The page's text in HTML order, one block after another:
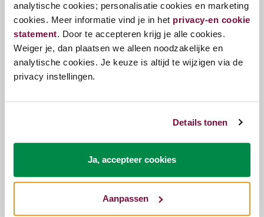
analytische cookies; personalisatie cookies en marketing
cookies. Meer informatie vind je in het privacy-en cookie
statement. Door te accepteren krijg je alle cookies.
Weiger je, dan plaatsen we alleen noodzakelijke en
analytische cookies. Je keuze is altijd te wijzigen via de
privacy instellingen.
Details tonen
Ja, accepteer cookies
Aanpassen
Partner-matras: Samen slapen, individueel comfort
partner-matras
geniet je van een
persoonlijk afgestemd slaapoppervlak dat is
ontworpen voor optimaal comfort en
ondersteuning.
: Krea P26 Latex Plus –inbegrepen
Pan: Krea P26 Eucafeel –-€150
: Krea P26 Korpo Visco/Euca –
: Krea P26 3D Visco –
Chopal H: Krea P26 Talalay –+€250
Kwaliteit en duurzaamheid